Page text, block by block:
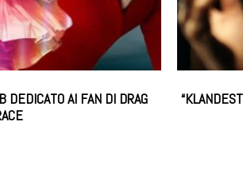
DEDICATO AI FAN DI DRAG